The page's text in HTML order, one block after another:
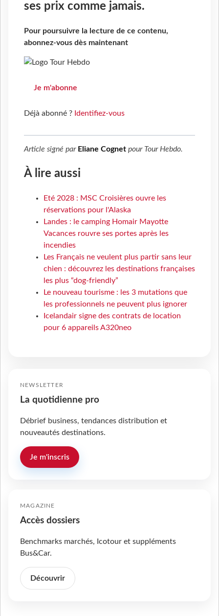
ses prix comme jamais.
Pour poursuivre la lecture de ce contenu,
abonnez-vous dès maintenant
Je m'abonne
Déjà abonné ? Identifiez-vous
Article signé par Eliane Cognet pour Tour Hebdo.
À lire aussi
Eté 2028 : MSC Croisières ouvre les
réservations pour l'Alaska
Landes : le camping Homair Mayotte
Vacances rouvre ses portes après les
incendies
Les Français ne veulent plus partir sans leur
chien : découvrez les destinations françaises
les plus “dog-friendly”
Le nouveau tourisme : les 3 mutations que
les professionnels ne peuvent plus ignorer
Icelandair signe des contrats de location
pour 6 appareils A320neo
NEWSLETTER
La quotidienne pro
Débrief business, tendances distribution et
nouveautés destinations.
Je m'inscris
MAGAZINE
Accès dossiers
Benchmarks marchés, Icotour et suppléments
Bus&Car.
Découvrir